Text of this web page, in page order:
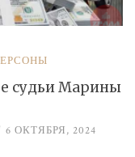
судьи Марины
6 ОКТЯБРЯ, 2024